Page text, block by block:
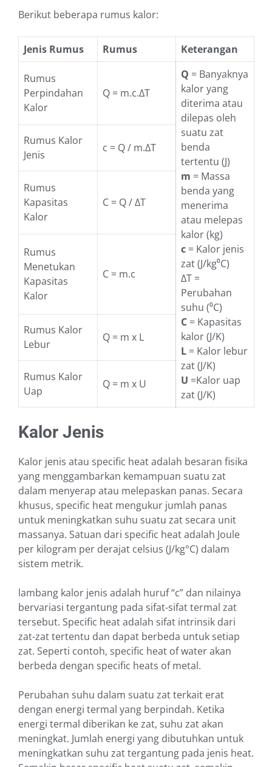
Berikut beberapa rumus kalor:
Jenis Rumus Rumus Keterangan
Rumus
Perpindahan
Kalor
Q = m.c.ΔT
Q = Banyaknya
kalor yang
diterima atau
dilepas oleh
suatu zat
benda
tertentu (J)
m = Massa
benda yang
menerima
atau melepas
kalor (kg)
c = Kalor jenis
zat (J/kg⁰C)
ΔT =
Perubahan
suhu (⁰C)
C = Kapasitas
kalor (J/K)
L = Kalor lebur
zat (J/K)
U =Kalor uap
zat (J/K)
Rumus Kalor
Jenis
c = Q / m.ΔT
Rumus
Kapasitas
Kalor
C = Q / ΔT
Rumus
Menetukan
Kapasitas
Kalor
C = m.c
Rumus Kalor
Lebur
Q = m x L
Rumus Kalor
Uap
Q = m x U
Kalor Jenis
Kalor jenis atau specific heat adalah besaran fisika
yang menggambarkan kemampuan suatu zat
dalam menyerap atau melepaskan panas. Secara
khusus, specific heat mengukur jumlah panas
untuk meningkatkan suhu suatu zat secara unit
massanya. Satuan dari specific heat adalah Joule
per kilogram per derajat celsius (J/kg°C) dalam
sistem metrik.
lambang kalor jenis adalah huruf “c” dan nilainya
bervariasi tergantung pada sifat-sifat termal zat
tersebut. Specific heat adalah sifat intrinsik dari
zat-zat tertentu dan dapat berbeda untuk setiap
zat. Seperti contoh, specific heat of water akan
berbeda dengan specific heats of metal.
Perubahan suhu dalam suatu zat terkait erat
dengan energi termal yang berpindah. Ketika
energi termal diberikan ke zat, suhu zat akan
meningkat. Jumlah energi yang dibutuhkan untuk
meningkatkan suhu zat tergantung pada jenis heat.